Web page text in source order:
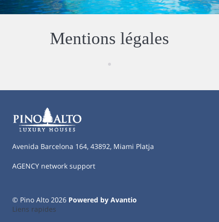
Mentions légales
Avenida Barcelona 164, 43892, Miami Platja
AGENCY network support
© Pino Alto 2026 Powered by Avantio
Liens rapides